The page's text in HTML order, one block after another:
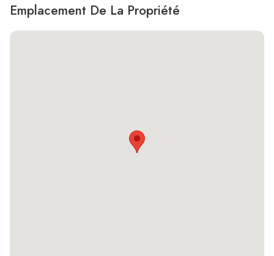
Emplacement De La Propriété